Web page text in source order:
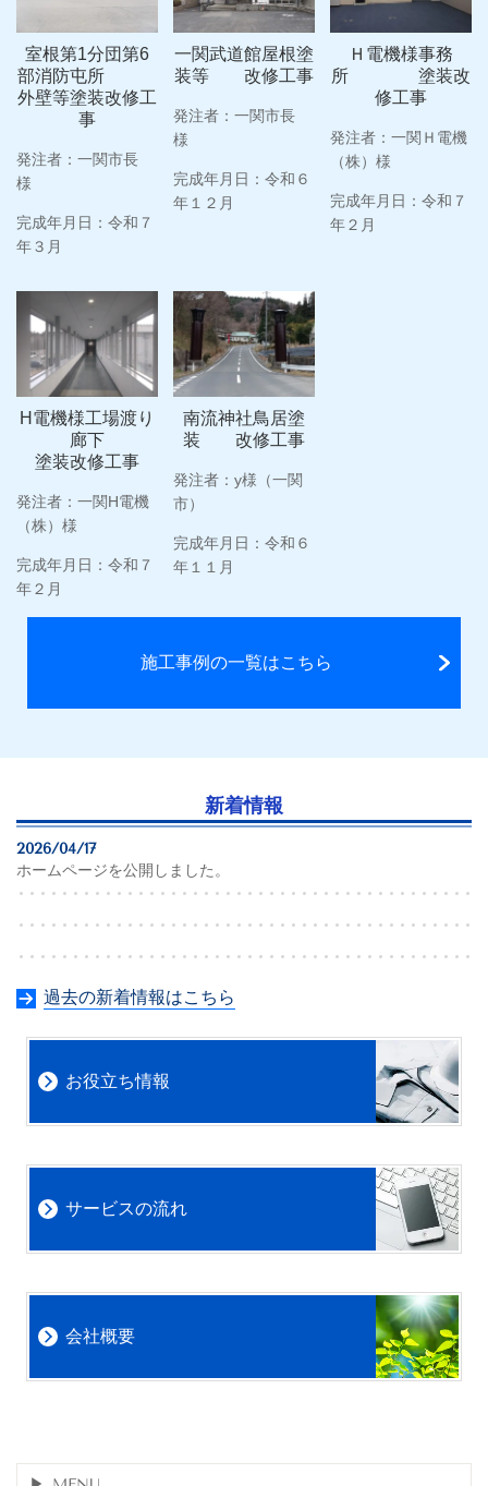
室根第1分団第6
部消防屯所
外壁等塗装改修工
事
発注者：一関市長
様
完成年月日：令和７
年３月
一関武道館屋根塗
装等 改修工事
発注者：一関市長
様
完成年月日：令和６
年１２月
Ｈ電機様事務
所 塗装改
修工事
発注者：一関Ｈ電機
（株）様
完成年月日：令和７
年２月
H電機様工場渡り
廊下
塗装改修工事
発注者：一関H電機
（株）様
完成年月日：令和７
年２月
南流神社鳥居塗
装 改修工事
発注者：y様（一関
市）
完成年月日：令和６
年１１月
施工事例の一覧はこちら
新着情報
2026/04/17
ホームページを公開しました。
過去の新着情報はこちら
お役立ち情報
サービスの流れ
会社概要